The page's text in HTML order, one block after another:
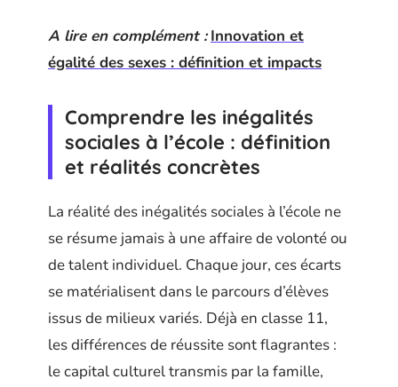
A lire en complément : Innovation et
égalité des sexes : définition et impacts
Comprendre les inégalités
sociales à l’école : définition
et réalités concrètes
La réalité des inégalités sociales à l’école ne
se résume jamais à une affaire de volonté ou
de talent individuel. Chaque jour, ces écarts
se matérialisent dans le parcours d’élèves
issus de milieux variés. Déjà en classe 11,
les différences de réussite sont flagrantes :
le capital culturel transmis par la famille,